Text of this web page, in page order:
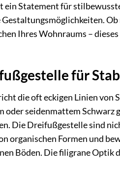
ein Statement für
Ihres Wohnraums –
für
die oft eckigen Linien von
seidenmattem Schwarz
Die Dreifußgestelle sind
organischen Formen und
Böden. Die filigrane Optik